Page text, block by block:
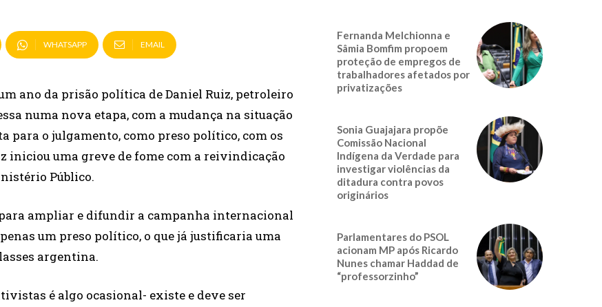
WHATSAPP EMAIL
ano da prisão política de Daniel Ruiz, petroleiro
numa nova etapa, com a mudança na situação
para o julgamento, como preso político, com os
iniciou uma greve de fome com a reivindicação
Público.
ampliar e difundir a campanha internacional
um preso político, o que já justificaria uma
argentina.
é algo ocasional- existe e deve ser
Fernanda Melchionna e
Sâmia Bomfim propoem
proteção de empregos de
trabalhadores afetados por
privatizações
Sonia Guajajara propõe
Comissão Nacional
Indígena da Verdade para
investigar violências da
ditadura contra povos
originários
Parlamentares do PSOL
acionam MP após Ricardo
Nunes chamar Haddad de
“professorzinho”